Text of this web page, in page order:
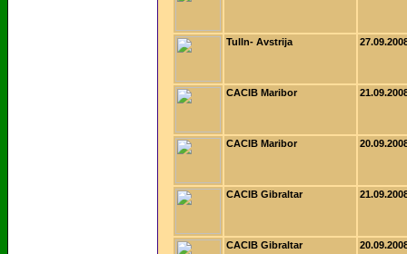
Tulln- Avstrija
CACIB Maribor
CACIB Maribor
CACIB Gibraltar
CACIB Gibraltar